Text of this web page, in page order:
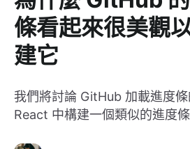
條看起來很美觀
建它
我們將討論 GitHub 加載進度
React 中構建一個類似的進度條